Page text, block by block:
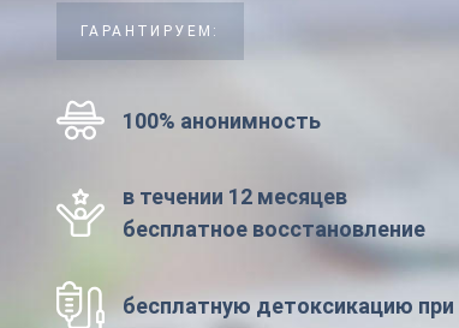
ГАРАНТИРУЕМ:
100% анонимность
в течении 12 месяцев
бесплатное восстановление
бесплатную детоксикацию